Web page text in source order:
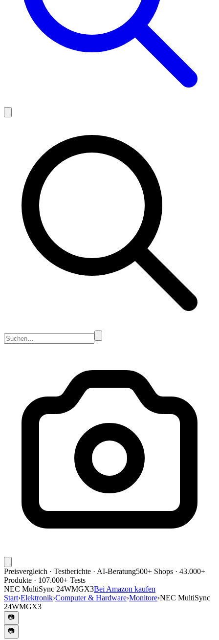
Preisvergleich · Testberichte · AI-Beratung500+ Shops · 43.000+
Produkte · 107.000+ Tests
NEC MultiSync 24WMGX3Bei Amazon kaufen
Start›Elektronik›Computer & Hardware›Monitore›NEC MultiSync
24WMGX3
📷
📷